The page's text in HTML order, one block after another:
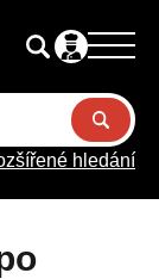
hledání